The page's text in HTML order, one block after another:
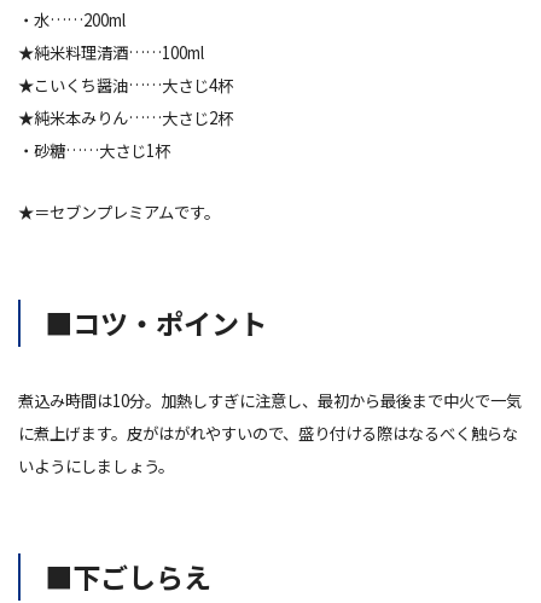
・水……200ml
★純米料理清酒……100ml
★こいくち醤油……大さじ4杯
★純米本みりん……大さじ2杯
・砂糖……大さじ1杯
★＝セブンプレミアムです。
■コツ・ポイント
煮込み時間は10分。加熱しすぎに注意し、最初から最後まで中火で一気
に煮上げます。皮がはがれやすいので、盛り付ける際はなるべく触らな
いようにしましょう。
■下ごしらえ